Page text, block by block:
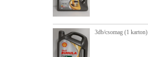
3db/csomag (1 karton)